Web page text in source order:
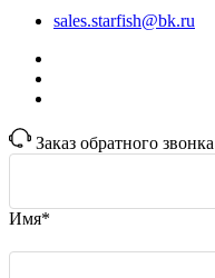
sales.starfish@bk.ru
Заказ обратного звонка
Имя*